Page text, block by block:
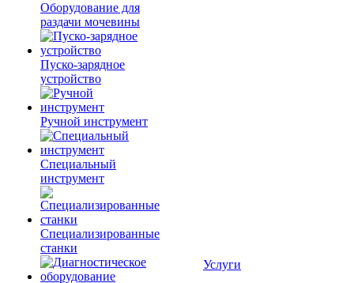
Оборудование для
раздачи мочевины
Пуско-зарядное
устройство
Ручной инструмент
Специальный
инструмент
Специализированные
станки
Услуги